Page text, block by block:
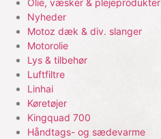
Olie, væsker & plejeprodukter
Nyheder
Motoz dæk & div. slanger
Motorolie
Lys & tilbehør
Luftfiltre
Linhai
Køretøjer
Kingquad 700
Håndtags- og sædevarme